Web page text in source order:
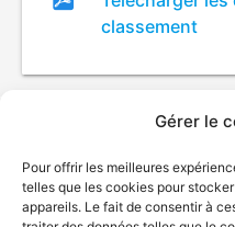
Gérer le
Pour offrir les meilleures
telles que les cookies pour
appareils. Le fait de consentir à
de
classement
classement